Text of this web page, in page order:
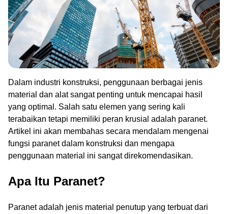
Dalam industri konstruksi, penggunaan berbagai jenis
material dan alat sangat penting untuk mencapai hasil
yang optimal. Salah satu elemen yang sering kali
terabaikan tetapi memiliki peran krusial adalah paranet.
Artikel ini akan membahas secara mendalam mengenai
fungsi paranet dalam konstruksi dan mengapa
penggunaan material ini sangat direkomendasikan.
Apa Itu Paranet?
Paranet adalah jenis material penutup yang terbuat dari